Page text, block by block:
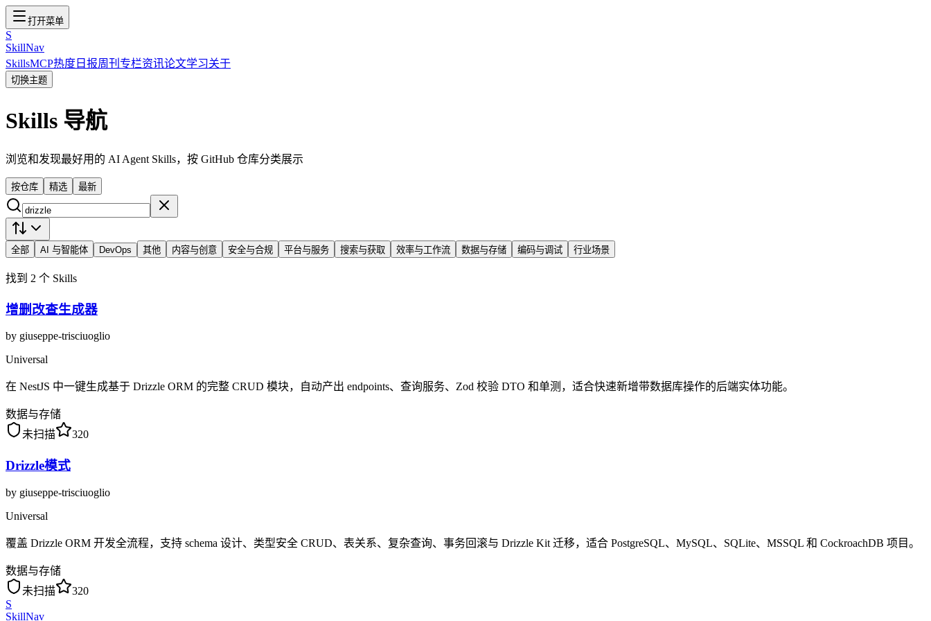
打开菜单
S
SkillNav
SkillsMCP热度 日报周刊 专栏资讯论文学习关于
切换主题
Skills 导航
浏览和发现最好用的 AI Agent Skills，按 GitHub 仓库分类展示
按仓库 精选 最新
全部 AI 与智能体 DevOps 其他 内容与创意 安全与合规 平台与服务 搜索与获取 效率与工作流 数据与存储 编码与调试 行业场景
找到 2 个 Skills
增删改查生成器
by giuseppe-trisciuoglio
Universal
在 NestJS 中一键生成基于 Drizzle ORM 的完整 CRUD 模块，自动产出 endpoints、查询服务、Zod 校验 DTO 和单测，适合快速新增带数据库操作的后端实体功能。
数据与存储
未扫描
320
Drizzle模式
by giuseppe-trisciuoglio
Universal
覆盖 Drizzle ORM 开发全流程，支持 schema 设计、类型安全 CRUD、表关系、复杂查询、事务回滚与 Drizzle Kit 迁移，适合 PostgreSQL、MySQL、SQLite、MSSQL 和 CockroachDB 项目。
数据与存储
未扫描
320
S
SkillNav